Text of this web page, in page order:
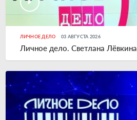
ЛИЧНОЕ ДЕЛО 03 АВГУСТА 2026
Личное дело. Светлана Лёвкина